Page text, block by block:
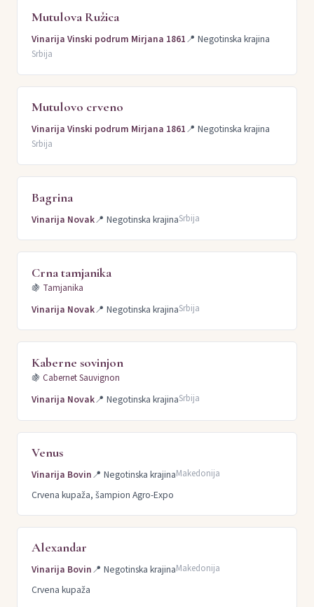
Mutulova Ružica
Vinarija Vinski podrum Mirjana 1861📍 Negotinska krajina
Srbija
Mutulovo crveno
Vinarija Vinski podrum Mirjana 1861📍 Negotinska krajina
Srbija
Bagrina
Vinarija Novak📍 Negotinska krajinaSrbija
Crna tamjanika
🍇 Tamjanika
Vinarija Novak📍 Negotinska krajinaSrbija
Kaberne sovinjon
🍇 Cabernet Sauvignon
Vinarija Novak📍 Negotinska krajinaSrbija
Venus
Vinarija Bovin📍 Negotinska krajinaMakedonija
Crvena kupaža, šampion Agro-Expo
Alexandar
Vinarija Bovin📍 Negotinska krajinaMakedonija
Crvena kupaža